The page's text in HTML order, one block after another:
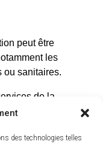
des technologies telles
peut être
les
ou sanitaires.
de la
périmètre et